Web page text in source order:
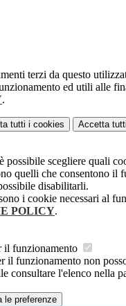
terzi da questo
ed utili alle
.
tutti i cookies Accetta tutti
possibile scegliere quali
quelli che consentono il
disabilitarli.
i cookie necessari al
POLICY.
il funzionamento
il funzionamento non
consultare l'elenco nella
le preferenze